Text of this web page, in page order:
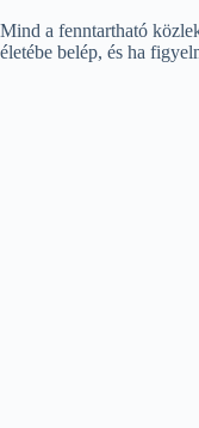
Mind a fenntartható
életébe belép, és ha